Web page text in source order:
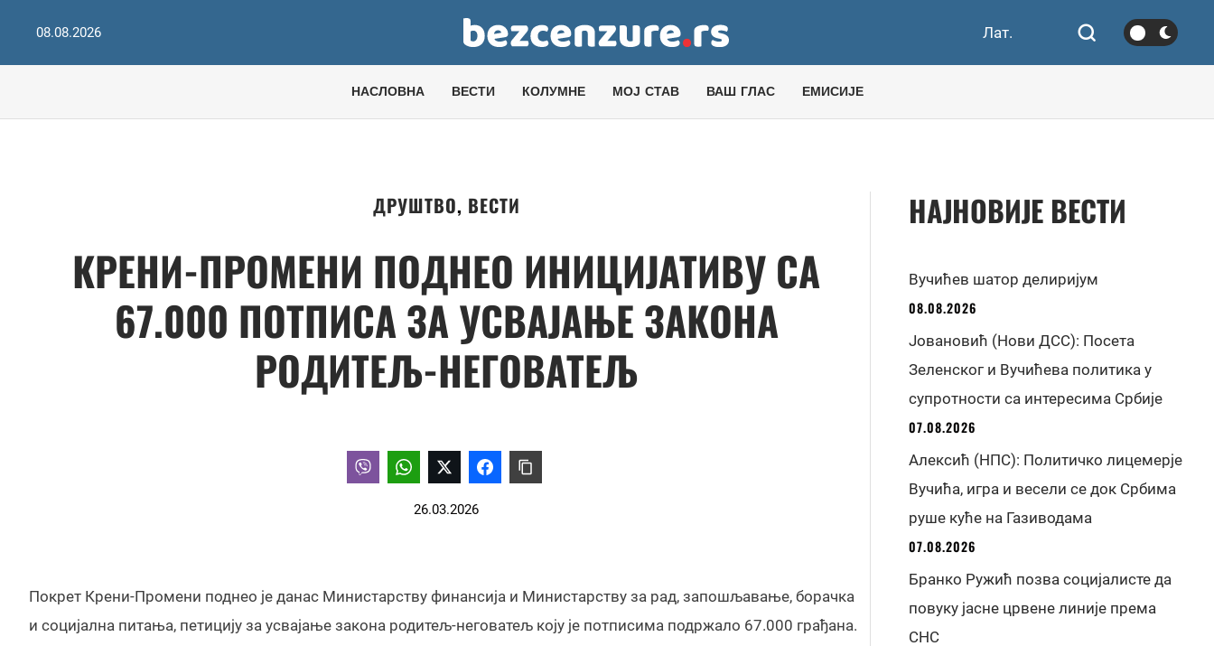
08.08.2026 Лат.
НАСЛОВНА ВЕСТИ КОЛУМНЕ МОЈ СТАВ ВАШ ГЛАС ЕМИСИЈЕ
ДРУШТВО, ВЕСТИ
КРЕНИ-ПРОМЕНИ ПОДНЕО ИНИЦИЈАТИВУ СА
67.000 ПОТПИСА ЗА УСВАЈАЊЕ ЗАКОНА
РОДИТЕЉ-НЕГОВАТЕЉ
26.03.2026
Покрет Крени-Промени поднео је данас Министарству финансија и Министарству за рад, запошљавање, борачка
и социјална питања, петицију за усвајање закона родитељ-неговатељ коју је потписима подржало 67.000 грађана.
НАЈНОВИЈЕ ВЕСТИ
Вучићев шатор делиријум
08.08.2026
Јовановић (Нови ДСС): Посета
Зеленског и Вучићева политика у
супротности са интересима Србије
07.08.2026
Алексић (НПС): Политичко лицемерје
Вучића, игра и весели се док Србима
руше куће на Газиводама
07.08.2026
Бранко Ружић позва социјалисте да
повуку јасне црвене линије према
СНС